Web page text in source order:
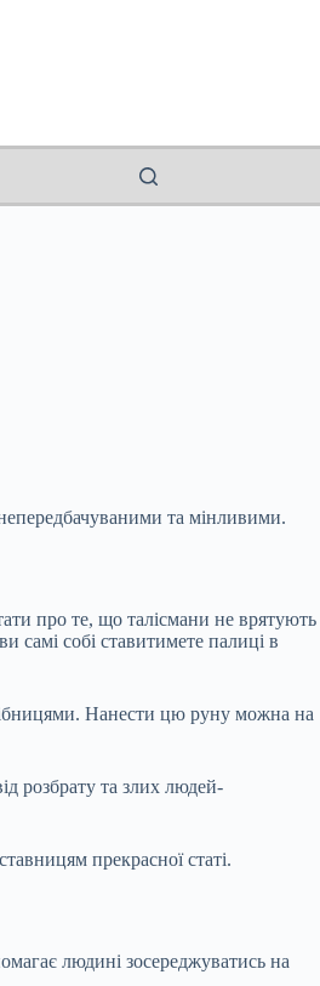
та мінливими.
про те, що талісмани не врятують
самі собі ставитимете палиці в
Нанести цю руну можна на
розбрату та злих людей-
прекрасної статі.
людині зосереджуватись на